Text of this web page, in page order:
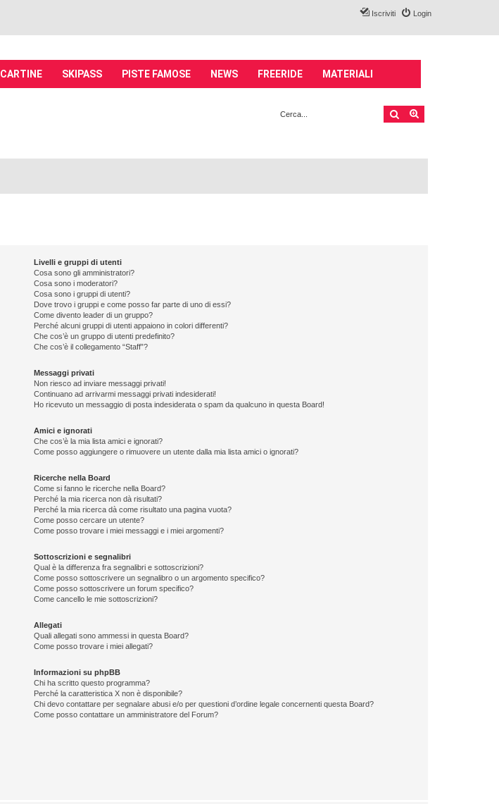
Login
Iscriviti
CARTINE SKIPASS PISTE FAMOSE NEWS FREERIDE MATERIALI
Cerca
Livelli e gruppi di utenti
Cosa sono gli amministratori?
Cosa sono i moderatori?
Cosa sono i gruppi di utenti?
Dove trovo i gruppi e come posso far parte di uno di essi?
Come divento leader di un gruppo?
Perché alcuni gruppi di utenti appaiono in colori differenti?
Che cos’è un gruppo di utenti predefinito?
Che cos’è il collegamento “Staff”?
Messaggi privati
Non riesco ad inviare messaggi privati!
Continuano ad arrivarmi messaggi privati indesiderati!
Ho ricevuto un messaggio di posta indesiderata o spam da qualcuno in questa Board!
Amici e ignorati
Che cos’è la mia lista amici e ignorati?
Come posso aggiungere o rimuovere un utente dalla mia lista amici o ignorati?
Ricerche nella Board
Come si fanno le ricerche nella Board?
Perché la mia ricerca non dà risultati?
Perché la mia ricerca dà come risultato una pagina vuota?
Come posso cercare un utente?
Come posso trovare i miei messaggi e i miei argomenti?
Sottoscrizioni e segnalibri
Qual è la differenza fra segnalibri e sottoscrizioni?
Come posso sottoscrivere un segnalibro o un argomento specifico?
Come posso sottoscrivere un forum specifico?
Come cancello le mie sottoscrizioni?
Allegati
Quali allegati sono ammessi in questa Board?
Come posso trovare i miei allegati?
Informazioni su phpBB
Chi ha scritto questo programma?
Perché la caratteristica X non è disponibile?
Chi devo contattare per segnalare abusi e/o per questioni d’ordine legale concernenti questa Board?
Come posso contattare un amministratore del Forum?